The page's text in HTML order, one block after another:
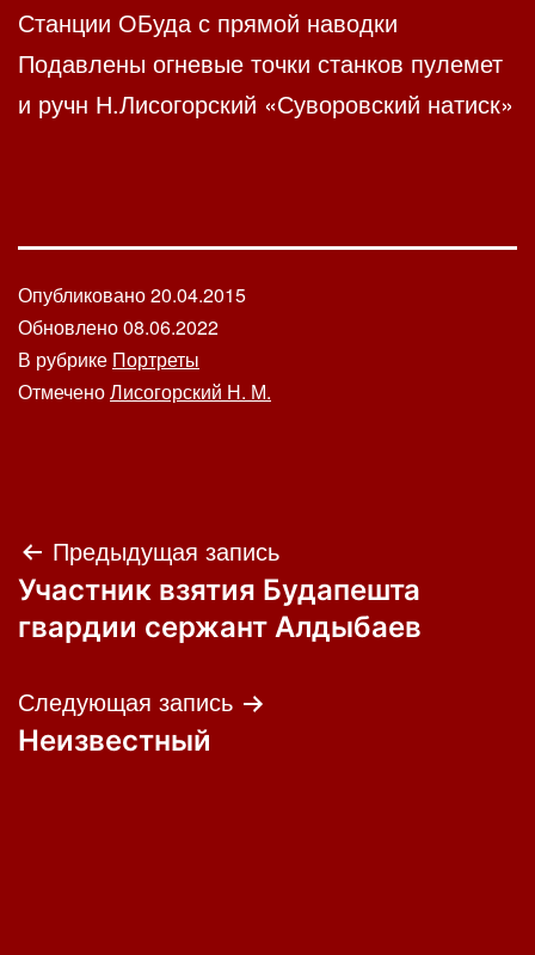
Станции ОБуда с прямой наводки
Подавлены огневые точки станков пулемет
и ручн Н.Лисогорский «Суворовский натиск»
Опубликовано20.04.2015
Обновлено08.06.2022
В рубрике Портреты
ОтмеченоЛисогорский Н. М.
Навигация
по
Предыдущая запись
Участник взятия Будапешта
гвардии сержант Алдыбаев
Следующая запись
Неизвестный